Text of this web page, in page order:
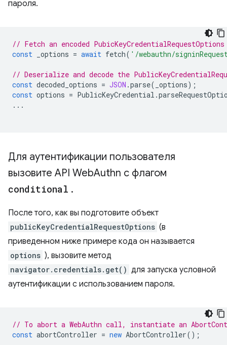
пароля.
// Fetch an encoded
const
_options = await fetch( '/webauthn/
// Deserialize and decode the
const decoded_options = JSON .parse( _options);
const options = PublicKeyCredential .
...
Для аутентификации пользователя
вызовите API WebAuthn с флагом
conditional .
После того, как вы подготовите объект
publicKeyCredentialRequestOptions (в
приведенном ниже примере кода он называется
options ), вызовите метод
navigator.credentials.get() для запуска условной
аутентификации с использованием пароля.
// To abort a WebAuthn call, instantiate an
const abortController = new AbortController();